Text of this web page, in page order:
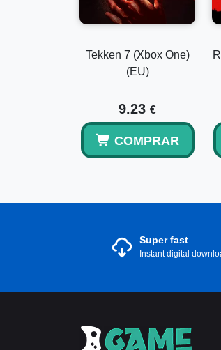
Tekken 7 (Xbox One)
(EU)
9.23 €
COMPRAR
Super fast
Instant digital